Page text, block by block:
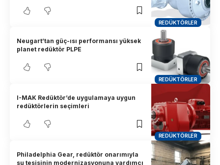
REDÜKTÖRLER
REDÜKTÖRLER
Neugart’tan güç-ısı performansı yüksek
planet redüktör PLPE
REDÜKTÖRLER
I-MAK Redüktör’de uygulamaya uygun
redüktörlerin seçimleri
Philadelphia Gear, redüktör onarımıyla
su tesisinin modernizasyonuna yardımcı